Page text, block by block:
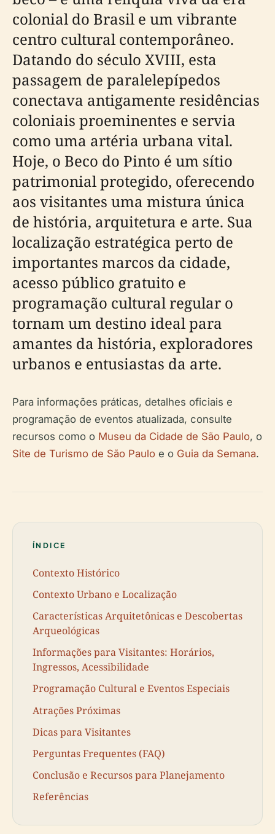
colonial do Brasil e um vibrante
centro cultural contemporâneo.
Datando do século XVIII, esta
passagem de paralelepípedos
conectava antigamente residências
coloniais proeminentes e servia
como uma artéria urbana vital.
Hoje, o Beco do Pinto é um sítio
patrimonial protegido, oferecendo
aos visitantes uma mistura única
de história, arquitetura e arte. Sua
localização estratégica perto de
importantes marcos da cidade,
acesso público gratuito e
programação cultural regular o
tornam um destino ideal para
amantes da história, exploradores
urbanos e entusiastas da arte.
Para informações práticas, detalhes oficiais e
programação de eventos atualizada, consulte
recursos como o Museu da Cidade de São Paulo, o
Site de Turismo de São Paulo e o Guia da Semana.
ÍNDICE
Contexto Histórico
Contexto Urbano e Localização
Características Arquitetônicas e Descobertas
Arqueológicas
Informações para Visitantes: Horários,
Ingressos, Acessibilidade
Programação Cultural e Eventos Especiais
Atrações Próximas
Dicas para Visitantes
Perguntas Frequentes (FAQ)
Conclusão e Recursos para Planejamento
Referências